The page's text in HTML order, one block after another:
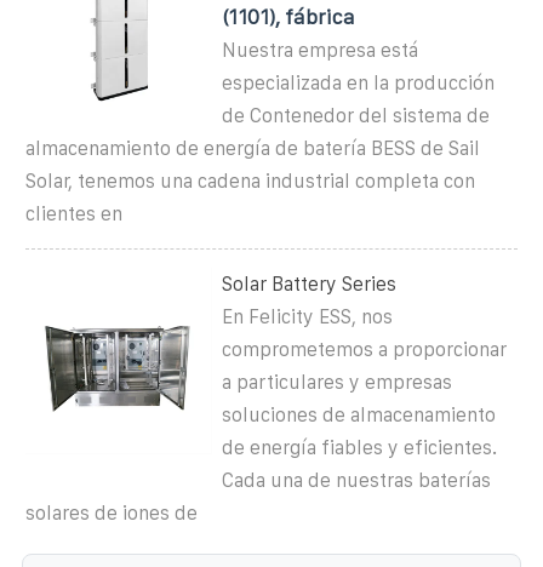
(1101), fábrica
Nuestra empresa está
especializada en la producción
de Contenedor del sistema de
almacenamiento de energía de batería BESS de Sail
Solar, tenemos una cadena industrial completa con
clientes en
Solar Battery Series
En Felicity ESS, nos
comprometemos a proporcionar
a particulares y empresas
soluciones de almacenamiento
de energía fiables y eficientes.
Cada una de nuestras baterías
solares de iones de